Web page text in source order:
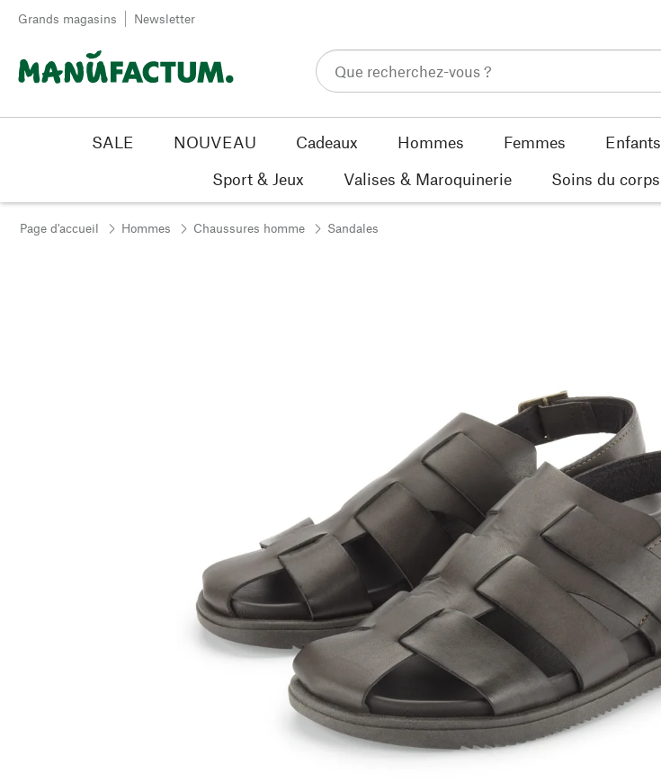
Passer au contenu
Grands magasins Newsletter
SALE NOUVEAU Cadeaux Hommes Femmes Enfants
Sport & Jeux
Valises & Maroquinerie Soins du corps
Page d'accueil Hommes Chaussures homme Sandales